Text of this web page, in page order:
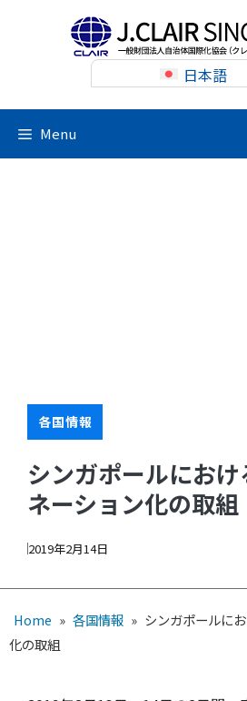
日本語
Menu
各国情報
シンガポールにおけ
ネーション化の取組
2019年2月14日
Home » 各国情報 » シンガポールに
化の取組